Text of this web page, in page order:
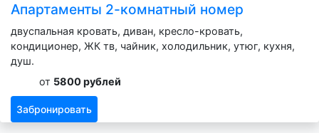
Апартаменты 2-комнатный номер
двуспальная кровать, диван, кресло-кровать,
кондиционер, ЖК тв, чайник, холодильник, утюг, кухня,
душ.
от 5800 рублей
Забронировать